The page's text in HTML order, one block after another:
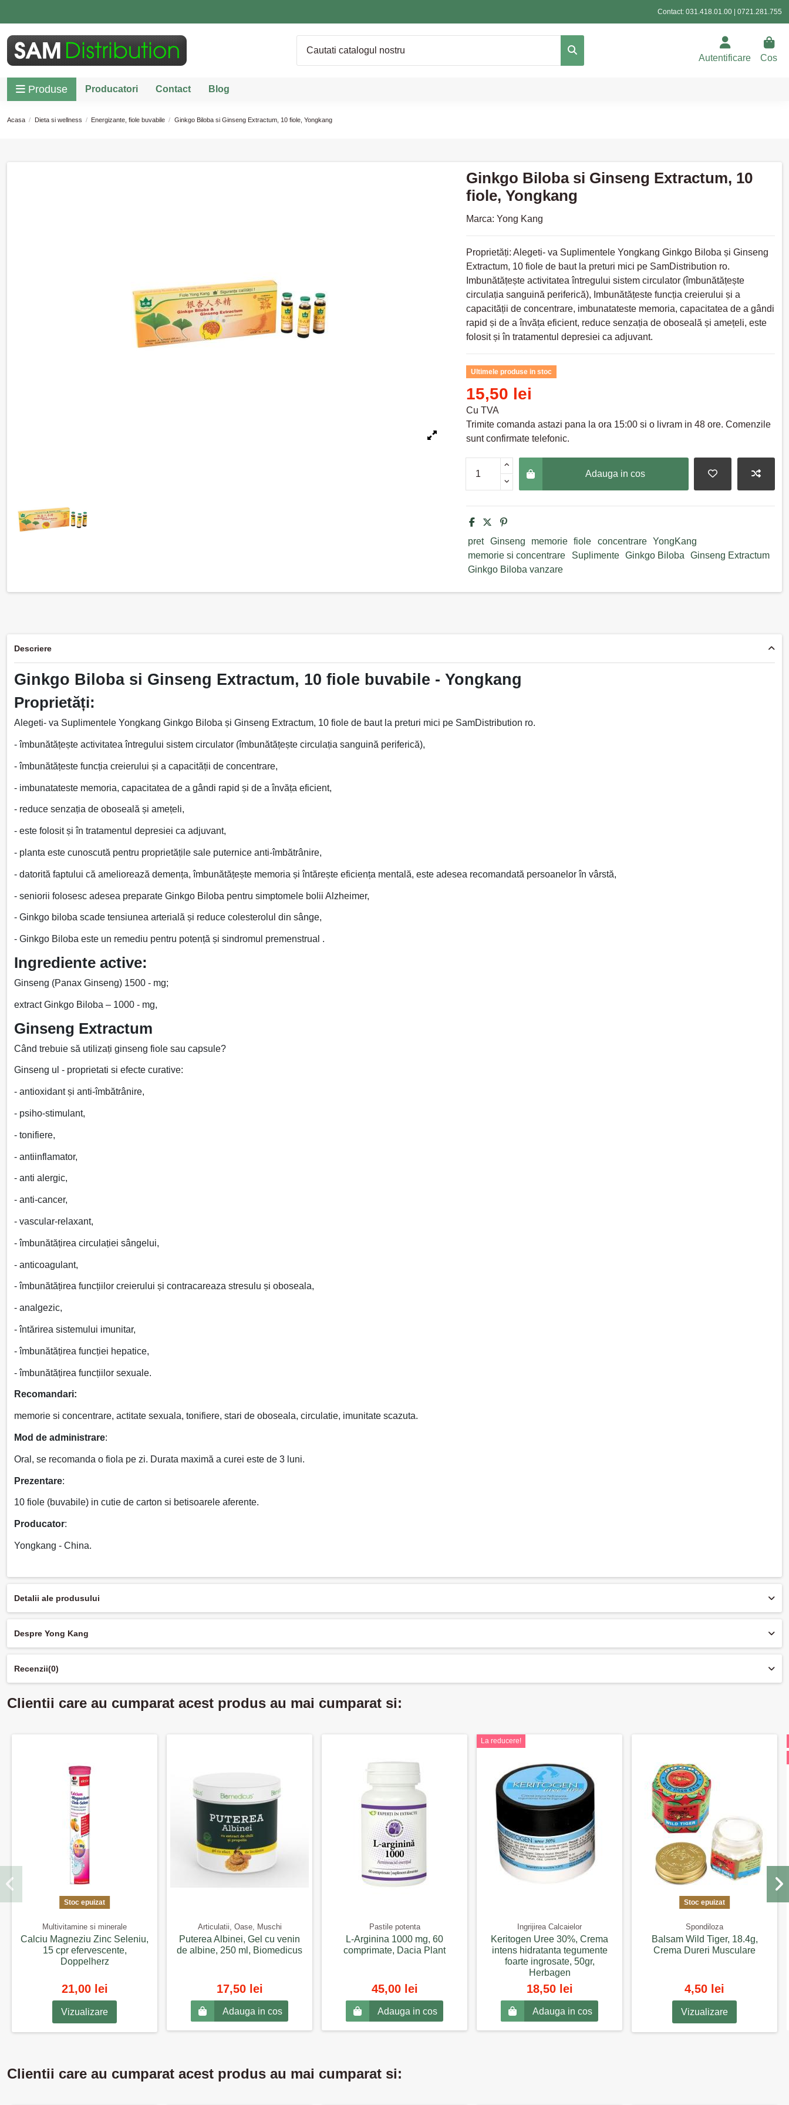
Contact: 031.418.01.00 0721.281.755
Autentificare Cos
Produse Producatori Contact Blog
Acasa Dieta si wellness Energizante, fiole buvabile Ginkgo Biloba si Ginseng Extractum, 10 fiole, Yongkang
Ginkgo Biloba si Ginseng Extractum, 10
fiole, Yongkang
Marca: Yong Kang
Proprietăți: Alegeti- va Suplimentele Yongkang Ginkgo Biloba și Ginseng
Extractum, 10 fiole de baut la preturi mici pe SamDistribution ro.
Imbunătățește activitatea întregului sistem circulator (îmbunătățește
circulația sanguină periferică), Imbunătățeste funcția creierului și a
capacității de concentrare, imbunatateste memoria, capacitatea de a gândi
rapid și de a învăța eficient, reduce senzația de oboseală și amețeli, este
folosit și în tratamentul depresiei ca adjuvant.
Ultimele produse in stoc
15,50 lei
Cu TVA
Trimite comanda astazi pana la ora 15:00 si o livram in 48 ore. Comenzile
sunt confirmate telefonic.
Adauga in cos
pret Ginseng memorie fiole concentrare
YongKang
memorie si concentrare
Suplimente Ginkgo Biloba
Ginseng Extractum
Ginkgo Biloba vanzare
Descriere
Ginkgo Biloba si Ginseng Extractum, 10 fiole buvabile - Yongkang
Proprietăți:
Alegeti- va Suplimentele Yongkang Ginkgo Biloba și Ginseng Extractum, 10 fiole de baut la preturi mici pe SamDistribution ro.
- îmbunătățește activitatea întregului sistem circulator (îmbunătățește circulația sanguină periferică),
- îmbunătățeste funcția creierului și a capacității de concentrare,
- imbunatateste memoria, capacitatea de a gândi rapid și de a învăța eficient,
- reduce senzația de oboseală și amețeli,
- este folosit și în tratamentul depresiei ca adjuvant,
- planta este cunoscută pentru proprietățile sale puternice anti-îmbătrânire,
- datorită faptului că ameliorează demența, îmbunătățește memoria și întărește eficiența mentală, este adesea recomandată persoanelor în vârstă,
- seniorii folosesc adesea preparate Ginkgo Biloba pentru simptomele bolii Alzheimer,
- Ginkgo biloba scade tensiunea arterială și reduce colesterolul din sânge,
- Ginkgo Biloba este un remediu pentru potență și sindromul premenstrual .
Ingrediente active:
Ginseng (Panax Ginseng) 1500 - mg;
extract Ginkgo Biloba – 1000 - mg,
Ginseng Extractum
Când trebuie să utilizați ginseng fiole sau capsule?
Ginseng ul - proprietati si efecte curative:
- antioxidant și anti-îmbătrânire,
- psiho-stimulant,
- tonifiere,
- antiinflamator,
- anti alergic,
- anti-cancer,
- vascular-relaxant,
- îmbunătățirea circulației sângelui,
- anticoagulant,
- îmbunătățirea funcțiilor creierului și contracareaza stresulu și oboseala,
- analgezic,
- întărirea sistemului imunitar,
- îmbunătățirea funcției hepatice,
- îmbunătățirea funcțiilor sexuale.
Recomandari:
memorie si concentrare, actitate sexuala, tonifiere, stari de oboseala, circulatie, imunitate scazuta.
Mod de administrare:
Oral, se recomanda o fiola pe zi. Durata maximă a curei este de 3 luni.
Prezentare:
10 fiole (buvabile) in cutie de carton si betisoarele aferente.
Producator:
Yongkang - China.
Detalii ale produsului
Despre Yong Kang
Recenzii(0)
Clientii care au cumparat acest produs au mai cumparat si:
Stoc epuizat
Multivitamine si minerale
Calciu Magneziu Zinc Seleniu,
15 cpr efervescente,
Doppelherz
21,00 lei
Vizualizare
Articulatii, Oase, Muschi
Puterea Albinei, Gel cu venin
de albine, 250 ml, Biomedicus
17,50 lei
Adauga in cos
Pastile potenta
L-Arginina 1000 mg, 60
comprimate, Dacia Plant
45,00 lei
Adauga in cos
La reducere!
Ingrijirea Calcaielor
Keritogen Uree 30%, Crema
intens hidratanta tegumente
foarte ingrosate, 50gr,
Herbagen
18,50 lei
Adauga in cos
Stoc epuizat
Spondiloza
Balsam Wild Tiger, 18.4g,
Crema Dureri Musculare
4,50 lei
Vizualizare
Clientii care au cumparat acest produs au mai cumparat si: